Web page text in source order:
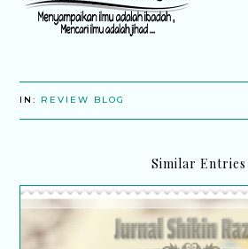
IN: REVIEW BLOG
Similar Entries